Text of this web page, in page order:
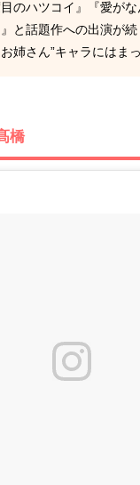
のハツコイ』『愛が
』と話題作への出演が
姉さん”キャラにはま
橋